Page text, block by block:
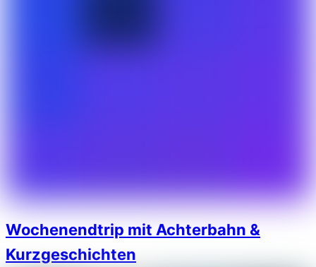
Wochenendtrip mit Achterbahn &
Kurzgeschichten